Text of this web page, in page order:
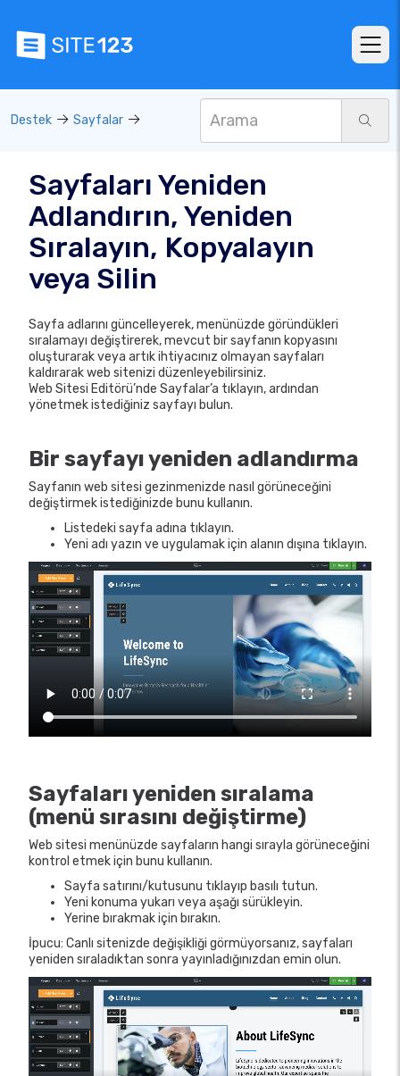
Destek Sayfalar
Sayfaları Yeniden
Adlandırın, Yeniden
Sıralayın, Kopyalayın
veya Silin
Sayfa adlarını güncelleyerek, menünüzde göründükleri
sıralamayı değiştirerek, mevcut bir sayfanın kopyasını
oluşturarak veya artık ihtiyacınız olmayan sayfaları
kaldırarak web sitenizi düzenleyebilirsiniz.
Web Sitesi Editörü’nde Sayfalar’a tıklayın, ardından
yönetmek istediğiniz sayfayı bulun.
Bir sayfayı yeniden adlandırma
Sayfanın web sitesi gezinmenizde nasıl görüneceğini
değiştirmek istediğinizde bunu kullanın.
Listedeki sayfa adına tıklayın.
Yeni adı yazın ve uygulamak için alanın dışına tıklayın.
Sayfaları yeniden sıralama
(menü sırasını değiştirme)
Web sitesi menünüzde sayfaların hangi sırayla görüneceğini
kontrol etmek için bunu kullanın.
Sayfa satırını/kutusunu tıklayıp basılı tutun.
Yeni konuma yukarı veya aşağı sürükleyin.
Yerine bırakmak için bırakın.
İpucu: Canlı sitenizde değişikliği görmüyorsanız, sayfaları
yeniden sıraladıktan sonra yayınladığınızdan emin olun.